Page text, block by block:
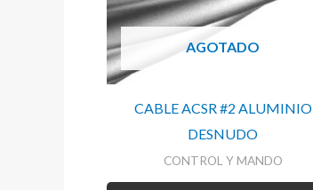
AGOTADO
CABLE ACSR #2 ALUMINIO
DESNUDO
CONTROL Y MANDO